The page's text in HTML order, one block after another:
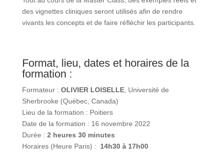
rencontres de traitement, les moyens pour faire
débloquer une thérapie qui stagne et l’évaluation de la
et des vignettes cliniques seront utilisés afin de rendre
vivants les concepts et de faire réfléchir les
Format, lieu, dates et horaires de
la formation :
Formateur :OLIVIER LOISELLE, Université de